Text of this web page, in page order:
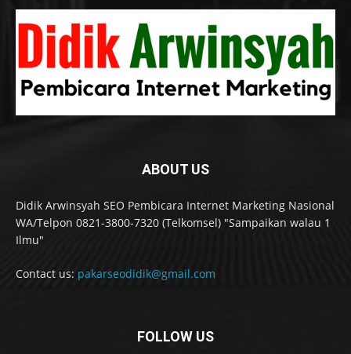
ABOUT US
Didik Arwinsyah SEO Pembicara Internet Marketing Nasional
WA/Telpon 0821-3800-7320 (Telkomsel) "Sampaikan walau 1
Ilmu"
Contact us: pakarseodidik@gmail.com
FOLLOW US